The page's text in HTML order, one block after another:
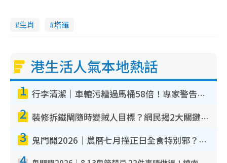
生肖 塔羅
港生活人氣本地熱話
1 行李清潔｜車轆污糟過馬桶58倍！專家警告忌用酒精抹 教1招免污手除菌
2 裝修拆鐵閘隨時變賊人目標？網民揭2大關鍵用途：裝新式等於白裝？附新舊鐵閘分別
3 鬼門開2026｜農曆七月撞正日全食特別邪？專家警告切忌做一事！揭4大禁忌+2招保平安